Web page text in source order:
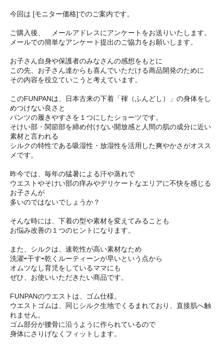
今回は [モニター価格]でのご案内です。
ご購入後、 メールアドレスにアンケートをお送りいたします。
メールでの簡単なアンケート提出のご協力をお願いします。
お子さん自身や保護者のみなさんの感想をもとに
この先、お子さん達からも喜んでいただける商品開発のために
その内容を役立ていこうと考えています。
このFUNPANは、日本古来の下着「褌（ふんどし）」の身体をし
めつけない良さと
パンツの履きやすさを１つにしたショーツです。
そけい部・関節部を締め付けない開放感と人間の肌の成分に近い
素材と言われる
シルクの特性である吸湿性・放湿性を活用した爽やかさがオスス
メです。
昨今では、毎年の猛暑による汗や蒸れで
ウエストやそけい部の痒みやデリケートなエリアに不快を感じる
お子さんが
多いのではないでしょうか？
そんな時には、下着の型や素材を変えてみることも
お悩み改善の１つのヒントになります。
また、シルクは、速乾性が高い素材なため
洗濯⇨干す⇨乾くルーティーンが早いという点から
オムツなし育児をしているママにも
ぜひ、お使いいただきたい商品です。
FUNPANのウエストは、ゴム仕様。
ウエストゴムは、同じシルク生地でくるまれており、直接肌へ触
れません。
ゴム部分が腰骨に沿うように作られているので
身体にさりげなくフィットします。